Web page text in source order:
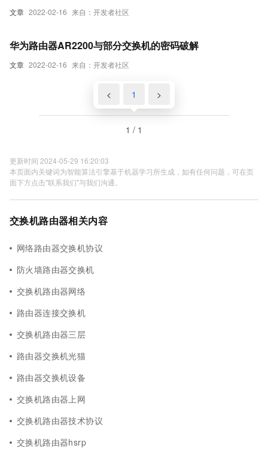
文章 2022-02-16 来自：开发者社区
文章 2022-02-16 来自：开发者社区
华为路由器AR2200与部分交换机的密码破解
< 1 >
1 / 1
更新时间 2024-05-29 16:20:03
本页面内关键词为智能算法引擎基于机器学习所生成，如有任何问题，可在页
面下方点击"联系我们"与我们沟通。
交换机路由器相关内容
网络路由器交换机协议
防火墙路由器交换机
交换机路由器网络
路由器连接交换机
交换机路由器三层
路由器交换机光猫
路由器交换机设备
交换机路由器上网
交换机路由器技术协议
交换机路由器hsrp